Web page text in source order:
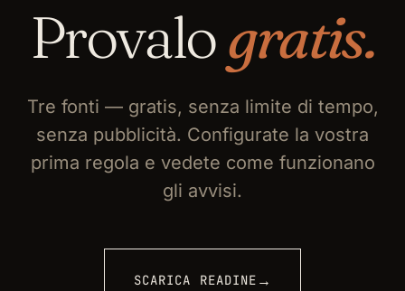
Provalogratis.
Tre fonti — gratis, senza limite di tempo,
senza pubblicità. Configurate la vostra
prima regola e vedete come funzionano
gli avvisi.
SCARICA READINE →